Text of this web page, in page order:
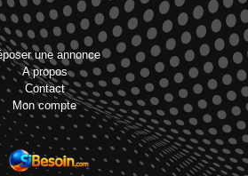
une annonce
A propos
Contact
Mon compte